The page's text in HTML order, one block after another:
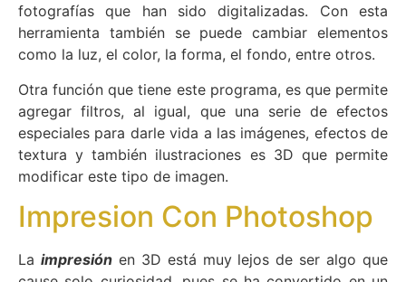
fotografías que han sido digitalizadas. Con esta
herramienta también se puede cambiar elementos
como la luz, el color, la forma, el fondo, entre otros.
Otra función que tiene este programa, es que permite
agregar filtros, al igual, que una serie de efectos
especiales para darle vida a las imágenes, efectos de
textura y también ilustraciones es 3D que permite
modificar este tipo de imagen.
Impresion Con Photoshop
La impresiónen 3D está muy lejos de ser algo que